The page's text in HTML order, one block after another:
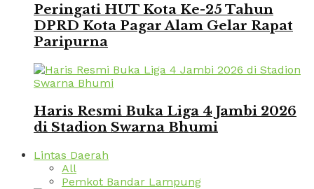
Peringati HUT Kota Ke-25 Tahun
DPRD Kota Pagar Alam Gelar Rapat
Paripurna
Haris Resmi Buka Liga 4 Jambi 2026
di Stadion Swarna Bhumi
Lintas Daerah
All
Pemkot Bandar Lampung